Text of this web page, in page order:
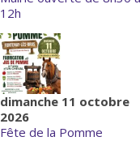
12h
dimanche 11 octobre
2026
Fête de la Pomme